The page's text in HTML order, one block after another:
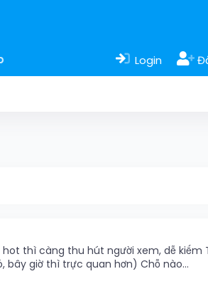
Login
thì càng thu hút người xem, dễ kiếm
giờ thì trực quan hơn) Chỗ nào...